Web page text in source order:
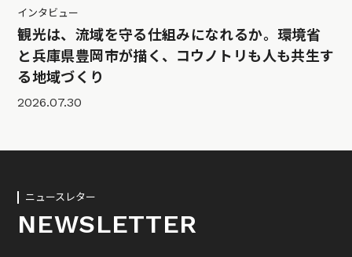
インタビュー
観光は、流域を守る仕組みになれるか。環境省
と兵庫県豊岡市が描く、コウノトリも人も共生す
る地域づくり
2026.07.30
ニュースレター
NEWSLETTER